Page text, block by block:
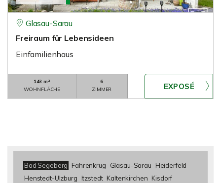
Glasau-Sarau
Freiraum für Lebensideen
Einfamilienhaus
143 m²
WOHNFLÄCHE
6
ZIMMER
Bad Segeberg Fahrenkrug Glasau-Sarau
Heiderfeld
Henstedt-Ulzburg
Itzstedt Kaltenkirchen Kisdorf